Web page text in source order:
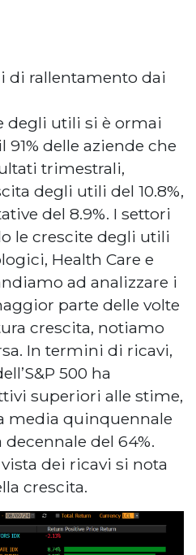
di rallentamento dai
degli utili si è ormai
delle aziende che
trimestrali,
degli utili del 10.8%,
del 8.9%. I settori
le crescite degli utili
Health Care e
ad analizzare i
parte delle volte
crescita, notiamo
In termini di ricavi,
500 ha
superiori alle stime,
media quinquennale
del 64%.
dei ricavi si nota
crescita.